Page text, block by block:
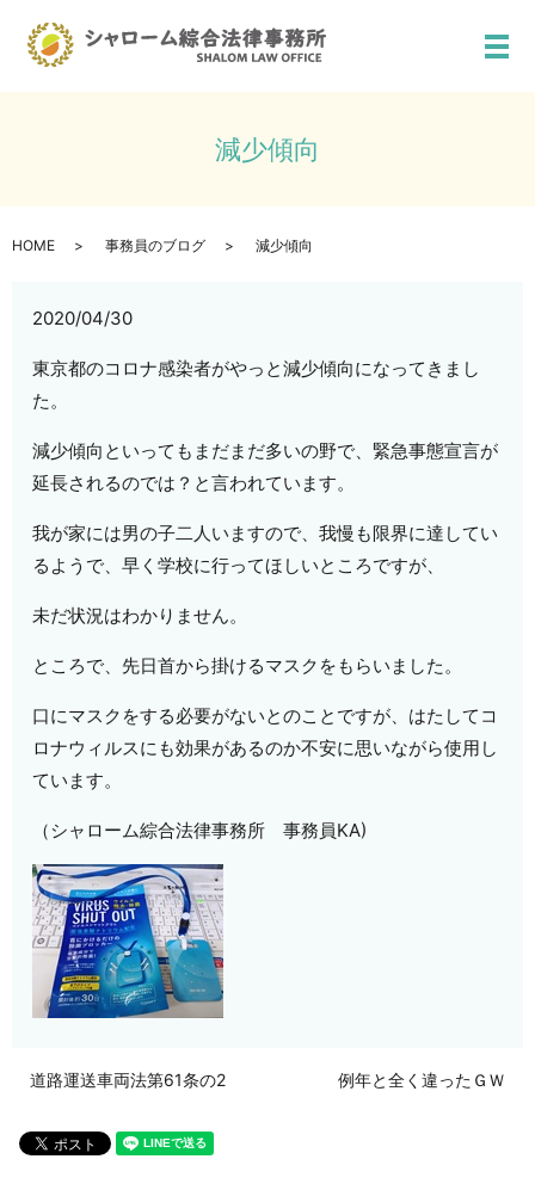
メ
減少傾向
HOME 事務員のブログ 減少傾向
2020/04/30
東京都のコロナ感染者がやっと減少傾向になってきまし
た。
減少傾向といってもまだまだ多いの野で、緊急事態宣言が
延長されるのでは？と言われています。
我が家には男の子二人いますので、我慢も限界に達してい
るようで、早く学校に行ってほしいところですが、
未だ状況はわかりません。
ところで、先日首から掛けるマスクをもらいました。
口にマスクをする必要がないとのことですが、はたしてコ
ロナウィルスにも効果があるのか不安に思いながら使用し
ています。
（シャローム綜合法律事務所 事務員KA)
道路運送車両法第61条の2 例年と全く違ったＧＷ